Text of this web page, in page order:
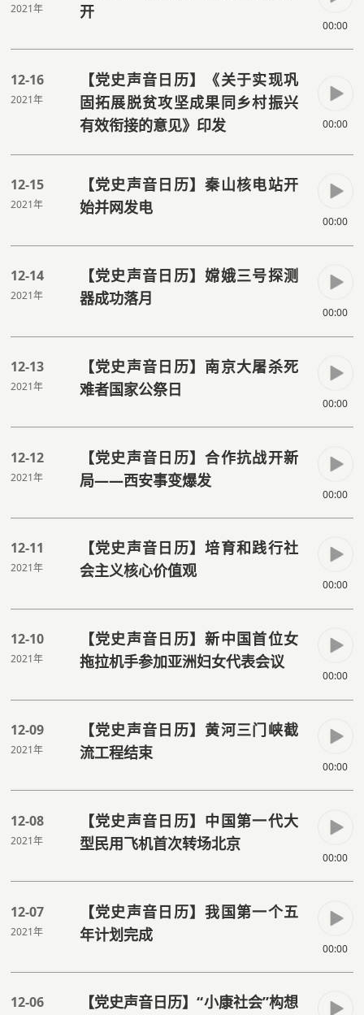
2021年
开
00:00
12-16
2021年
【党史声音日历】《关于实现巩
固拓展脱贫攻坚成果同乡村振兴
有效衔接的意见》印发
00:00
12-15
2021年
【党史声音日历】秦山核电站开
始并网发电
00:00
12-14
2021年
【党史声音日历】嫦娥三号探测
器成功落月
00:00
12-13
2021年
【党史声音日历】南京大屠杀死
难者国家公祭日
00:00
12-12
2021年
【党史声音日历】合作抗战开新
局——西安事变爆发
00:00
12-11
2021年
【党史声音日历】培育和践行社
会主义核心价值观
00:00
12-10
2021年
【党史声音日历】新中国首位女
拖拉机手参加亚洲妇女代表会议
00:00
12-09
2021年
【党史声音日历】黄河三门峡截
流工程结束
00:00
12-08
2021年
【党史声音日历】中国第一代大
型民用飞机首次转场北京
00:00
12-07
2021年
【党史声音日历】我国第一个五
年计划完成
00:00
12-06 【党史声音日历】“小康社会”构想